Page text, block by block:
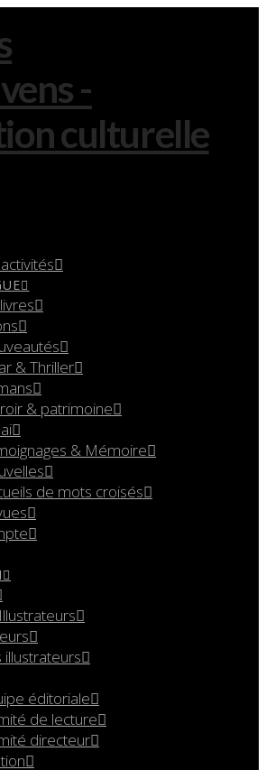
& Thriller
& patrimoine
& Mémoire
de mots croisés
illustrateurs
éditoriale
de lecture
directeur